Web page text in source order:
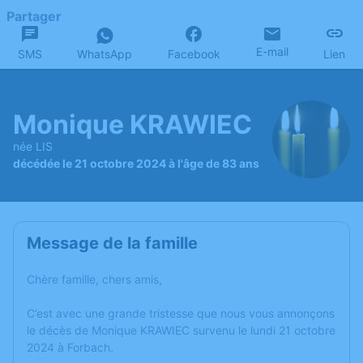
Partager
SMS WhatsApp Facebook E-mail Lien
Monique KRAWIEC
née LIS
décédée le 21 octobre 2024 à l'âge de 83 ans
Message de la famille
Chère famille, chers amis,
C’est avec une grande tristesse que nous vous annonçons
le décès de Monique KRAWIEC survenu le lundi 21 octobre
2024 à Forbach.